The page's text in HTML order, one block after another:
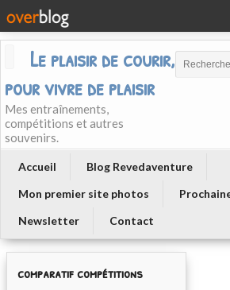
Le plaisir de courir, courir
pour vivre de plaisir
Mes entraînements,
compétitions et autres
souvenirs.
Accueil
Blog Revedaventure
Mon premier site photos
Newsletter
Contact
comparatif compétitions